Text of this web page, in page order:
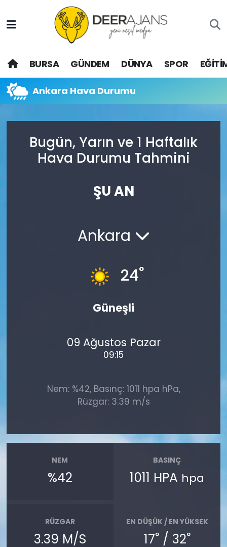
BURSA GÜNDEM DÜNYA SPOR
Ankara Hava Durumu
Bugün, Yarın ve 1 Haftalık
Hava Durumu Tahmini
ŞU AN
Ankara
24°
Güneşli
09 Ağustos Pazar
09:15
Nem: %42, Basınç: 1011 hpa hPa,
Rüzgar: 3.39 m/s
NEM
%42
BASINÇ
1011 HPA hpa
RÜZGAR
3.39 M/S
EN DÜŞÜK / EN YÜKSEK
17°/ 32°
Hava Durumu
Trafik Durumu
Puan Durumu ve Fikstür
Son Dakika Haberleri